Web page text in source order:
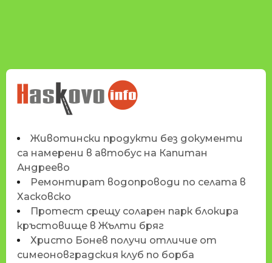
НОВИНИТЕ НА
HASKOVO.INFO
Животински продукти без документи
са намерени в автобус на Капитан
Андреево
Ремонтират водопроводи по селата в
Хасковско
Протест срещу соларен парк блокира
кръстовище в Жълти бряг
Христо Бонев получи отличие от
симеоновградския клуб по борба